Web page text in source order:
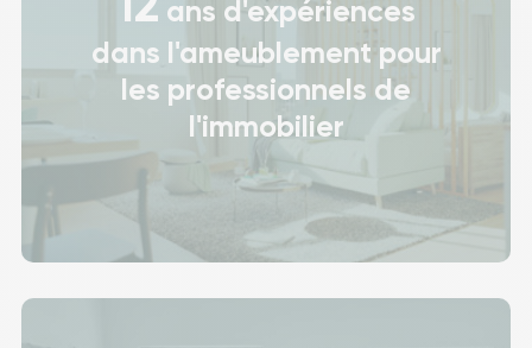
ans d'expériences
dans l'ameublement pour
les professionnels de
l'immobilier